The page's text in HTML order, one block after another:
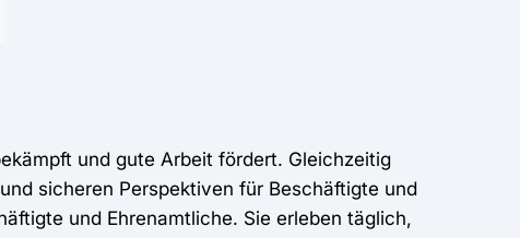
und gute Arbeit fördert. Gleichzeitig
sicheren Perspektiven für Beschäftigte und
und Ehrenamtliche. Sie erleben täglich,